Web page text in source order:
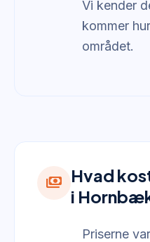
Vi kender
kommer
området.
payments Hvad
i
Priserne